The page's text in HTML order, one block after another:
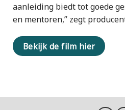
aanleiding biedt tot goede
en mentoren,” zegt
Bekijk de film hier